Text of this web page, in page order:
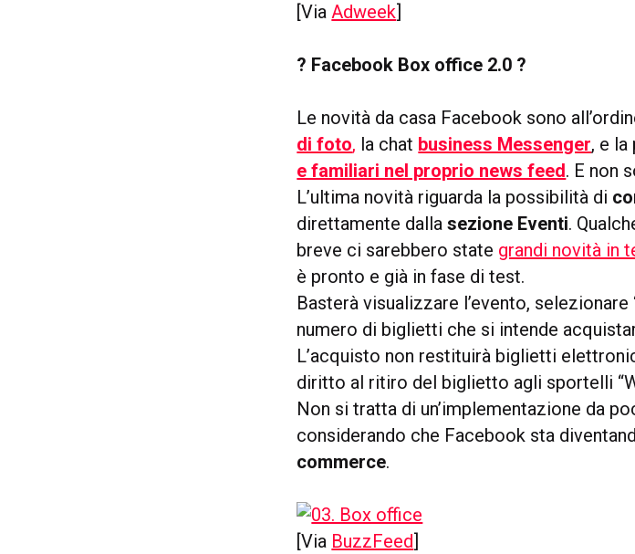
[ViaAdweek]
? Facebook Box office 2.0 ?
Le novità da casa Facebook sono
di foto, la chat business Messenger, e
e familiari nel proprio news feed. E non
L’ultima novità riguarda la possibilità di
direttamente dallasezione Eventi.
breve ci sarebbero state grandi novità in
è pronto e già in fase di test.
Basterà visualizzare l’evento, selezionare
numero di biglietti che si intende
L’acquisto non restituirà biglietti
diritto al ritiro del biglietto agli sportelli
Non si tratta di un’implementazione da
considerando che Facebook sta
commerce.
[Via BuzzFeed]